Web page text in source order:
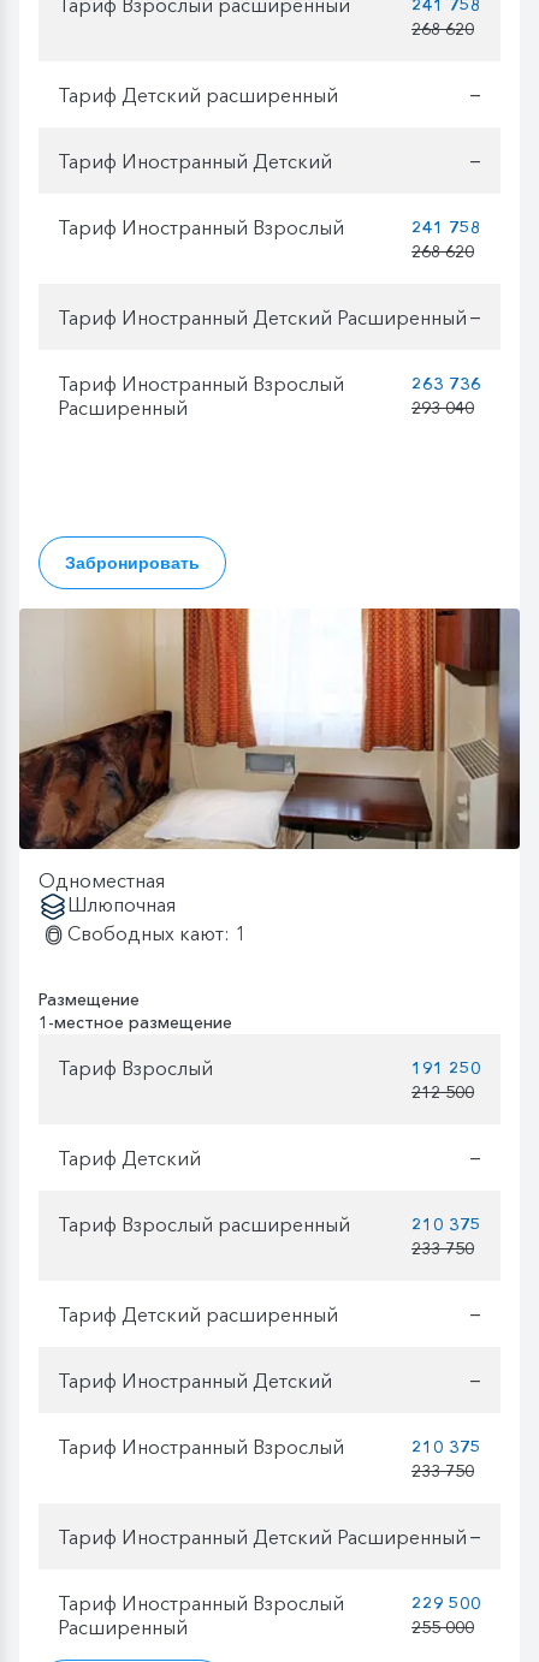
241 758
268 620
Тариф Детский расширенный —
Тариф Иностранный Детский —
Тариф Иностранный Взрослый
241 758
268 620
Тариф Иностранный Детский Расширенный —
Тариф Иностранный Взрослый
Расширенный
263 736
293 040
Забронировать
Одноместная
Шлюпочная
Свободных кают: 1
Размещение
1-местное размещение
Тариф Взрослый
191 250
212 500
Тариф Детский —
Тариф Взрослый расширенный
210 375
233 750
Тариф Детский расширенный —
Тариф Иностранный Детский —
Тариф Иностранный Взрослый
210 375
233 750
Тариф Иностранный Детский Расширенный —
Тариф Иностранный Взрослый
Расширенный
229 500
255 000